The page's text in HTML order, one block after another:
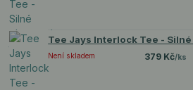
Tee Jays Interlock Tee -
379 Kč/ks
Není skladem